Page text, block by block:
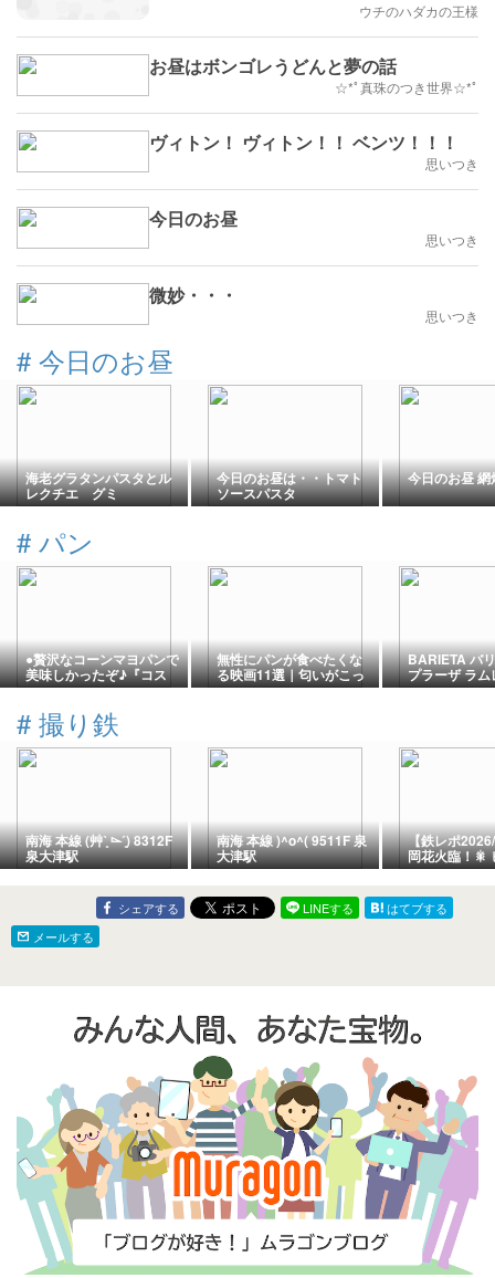
ウチのハダカの王様
お昼はボンゴレうどんと夢の話
☆*ﾟ真珠のつき世界☆*ﾟ
ヴィトン！ ヴィトン！！ ベンツ！！！
思いつき
今日のお昼
思いつき
微妙・・・
思いつき
# 今日のお昼
海老グラタンパスタとル
レクチエ グミ
今日のお昼は・・トマト
ソースパスタ
今日のお昼
# パン
●贅沢なコーンマヨパンで
美味しかったぞ♪『コス
トコ』で新作の”コーンベ
●
無性にパンが食べたくな
る映画11選｜匂いがこっ
ちまで漂ってくる！？
BARIETA バ
プラーザ ラ
アールグレイ
# 撮り鉄
南海 本線 (艸ˋ͈ ⌳ˊ͈) 8312F
泉大津駅
南海 本線 )^o^( 9511F 泉
大津駅
【鉄レポ
岡花火臨！🎇
にE653系「
る！✨
シェアする LINEする
はてブする
メールする